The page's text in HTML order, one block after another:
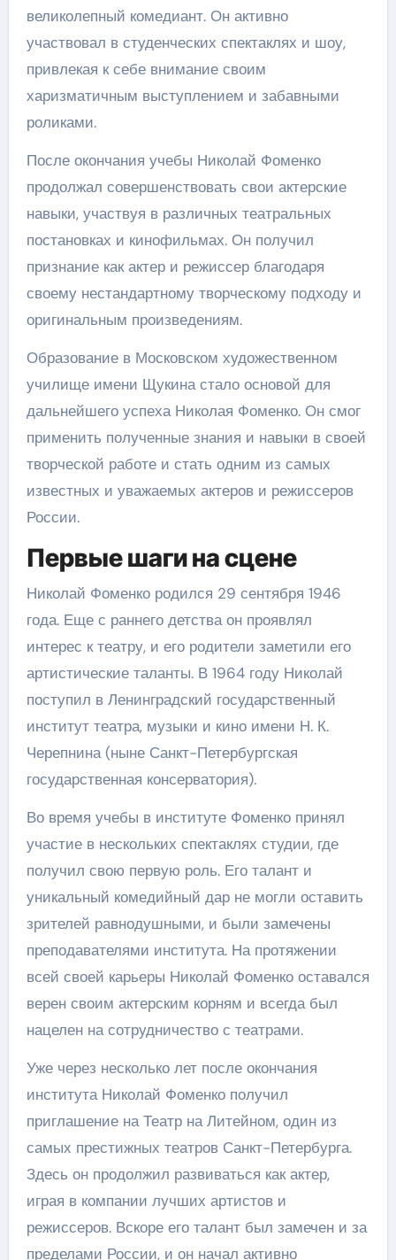
великолепный комедиант. Он активно
участвовал в студенческих спектаклях и шоу,
привлекая к себе внимание своим
харизматичным выступлением и забавными
роликами.
После окончания учебы Николай Фоменко
продолжал совершенствовать свои актерские
навыки, участвуя в различных театральных
постановках и кинофильмах. Он получил
признание как актер и режиссер благодаря
своему нестандартному творческому подходу и
оригинальным произведениям.
Образование в Московском художественном
училище имени Щукина стало основой для
дальнейшего успеха Николая Фоменко. Он смог
применить полученные знания и навыки в своей
творческой работе и стать одним из самых
известных и уважаемых актеров и режиссеров
России.
Первые шаги на сцене
Николай Фоменко родился 29 сентября 1946
года. Еще с раннего детства он проявлял
интерес к театру, и его родители заметили его
артистические таланты. В 1964 году Николай
поступил в Ленинградский государственный
институт театра, музыки и кино имени Н. К.
Черепнина (ныне Санкт-Петербургская
государственная консерватория).
Во время учебы в институте Фоменко принял
участие в нескольких спектаклях студии, где
получил свою первую роль. Его талант и
уникальный комедийный дар не могли оставить
зрителей равнодушными, и были замечены
преподавателями института. На протяжении
всей своей карьеры Николай Фоменко оставался
верен своим актерским корням и всегда был
нацелен на сотрудничество с театрами.
Уже через несколько лет после окончания
института Николай Фоменко получил
приглашение на Театр на Литейном, один из
самых престижных театров Санкт-Петербурга.
Здесь он продолжил развиваться как актер,
играя в компании лучших артистов и
режиссеров. Вскоре его талант был замечен и за
пределами России, и он начал активно